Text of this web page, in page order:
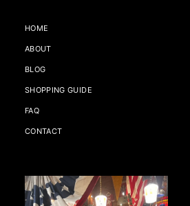
HOME
ABOUT
BLOG
SHOPPING GUIDE
FAQ
CONTACT